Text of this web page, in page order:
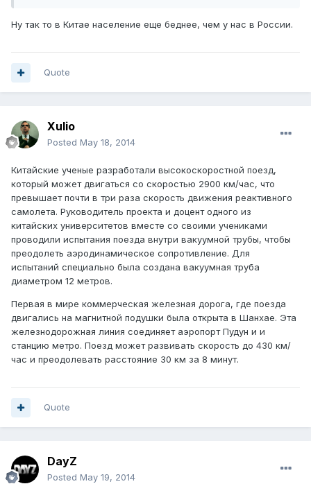
Ну так то в Китае население еще беднее, чем у нас в России.
Quote
Xulio
Posted May 18, 2014
Китайские ученые разработали высокоскоростной поезд,
который может двигаться со скоростью 2900 км/час, что
превышает почти в три раза скорость движения реактивного
самолета. Руководитель проекта и доцент одного из
китайских университетов вместе со своими учениками
проводили испытания поезда внутри вакуумной трубы, чтобы
преодолеть аэродинамическое сопротивление. Для
испытаний специально была создана вакуумная труба
диаметром 12 метров.
Первая в мире коммерческая железная дорога, где поезда
двигались на магнитной подушки была открыта в Шанхае. Эта
железнодорожная линия соединяет аэропорт Пудун и и
станцию метро. Поезд может развивать скорость до 430 км/
час и преодолевать расстояние 30 км за 8 минут.
Quote
DayZ
Posted May 19, 2014